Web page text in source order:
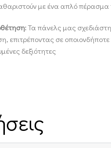
με ένα απλό πέρασμα
Τα πάνελς μας
επιτρέποντας σε
δεξιότητες